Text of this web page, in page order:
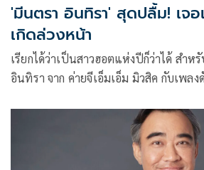
'มีนตรา อินทิรา' สุดปลื้ม! เจอเซอร์ไพรส์วัน
เกิดล่วงหน้า
เรียกได้ว่าเป็นสาวฮอตแห่งปีก็ว่าได้ สำห
อินทิรา จาก ค่ายจีเอ็มเอ็ม มิวสิค กับเพลง
อีกบทบาทหนึ่งของเธอ นั่นคือการเป็นพรี